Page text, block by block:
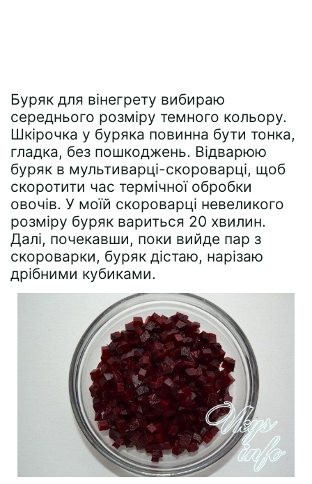
Буряк для вінегрету вибираю
середнього розміру темного кольору.
Шкірочка у буряка повинна бути тонка,
гладка, без пошкоджень. Відварюю
буряк в мультиварці-скороварці, щоб
скоротити час термічної обробки
овочів. У моїй скороварці невеликого
розміру буряк вариться 20 хвилин.
Далі, почекавши, поки вийде пар з
скороварки, буряк дістаю, нарізаю
дрібними кубиками.